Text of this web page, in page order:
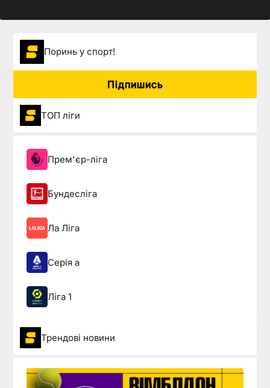
Поринь у спорт!
Підпишись
ТОП ліги
Прем'єр-ліга
Бундесліга
Ла Ліга
Серія а
Ліга 1
Трендові новини